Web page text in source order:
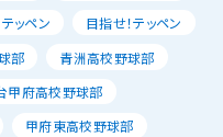
ッペン
目指せ！テッペン
部
青洲高校野球部
甲府高校野球部
甲府東高校野球部